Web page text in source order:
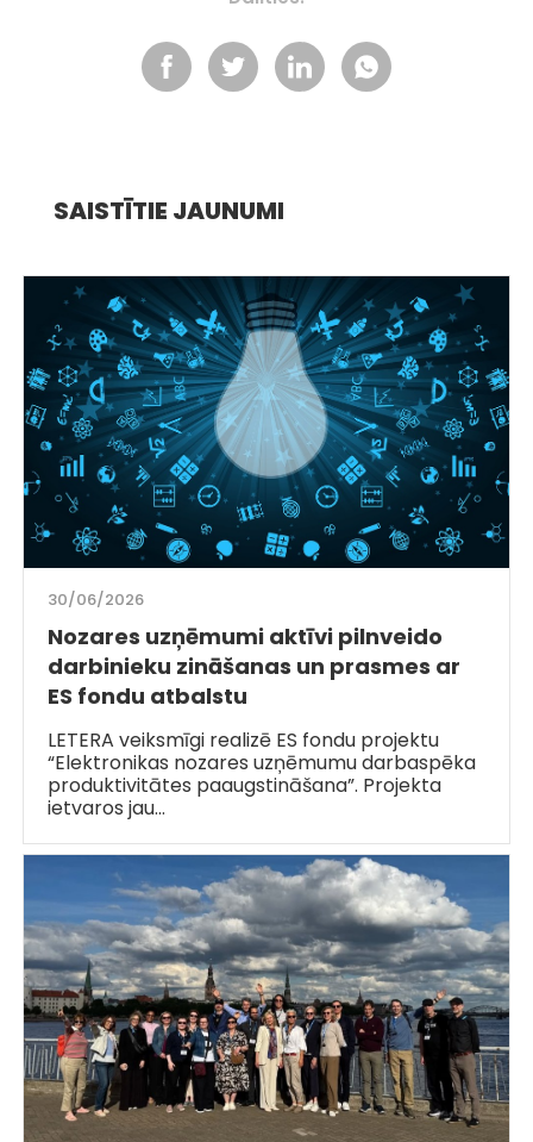
SAISTĪTIE JAUNUMI
30/06/2026
Nozares uzņēmumi aktīvi pilnveido
darbinieku zināšanas un prasmes ar
ES fondu atbalstu
LETERA veiksmīgi realizē ES fondu projektu
“Elektronikas nozares uzņēmumu darbaspēka
produktivitātes paaugstināšana”. Projekta
ietvaros jau…